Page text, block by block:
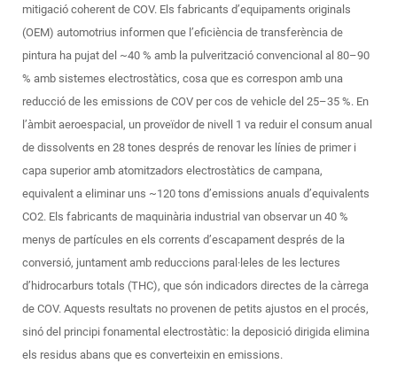
mitigació coherent de COV. Els fabricants d’equipaments originals
(OEM) automotrius informen que l’eficiència de transferència de
pintura ha pujat del ~40 % amb la pulverització convencional al 80–90
% amb sistemes electrostàtics, cosa que es correspon amb una
reducció de les emissions de COV per cos de vehicle del 25–35 %. En
l’àmbit aeroespacial, un proveïdor de nivell 1 va reduir el consum anual
de dissolvents en 28 tones després de renovar les línies de primer i
capa superior amb atomitzadors electrostàtics de campana,
equivalent a eliminar uns ~120 tons d’emissions anuals d’equivalents
CO2. Els fabricants de maquinària industrial van observar un 40 %
menys de partícules en els corrents d’escapament després de la
conversió, juntament amb reduccions paral·leles de les lectures
d’hidrocarburs totals (THC), que són indicadors directes de la càrrega
de COV. Aquests resultats no provenen de petits ajustos en el procés,
sinó del principi fonamental electrostàtic: la deposició dirigida elimina
els residus abans que es converteixin en emissions.